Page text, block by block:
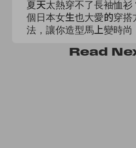
夏天太熱穿不了長袖恤衫
個日本女生也大愛的穿搭
法，讓你造型馬上變時尚
Read